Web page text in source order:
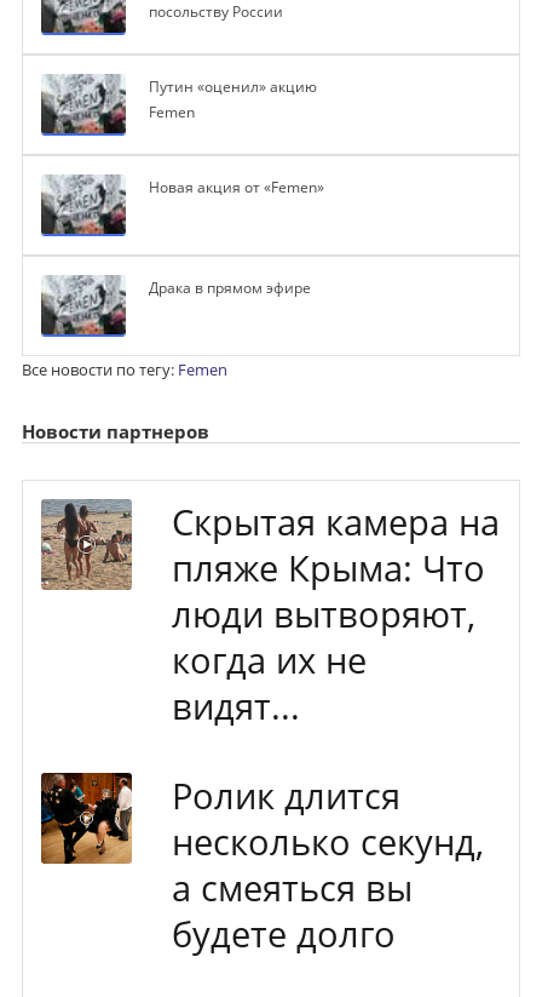
посольству России
Путин «оценил» акцию
Femen
Новая акция от «Femen»
Драка в прямом эфире
Все новости по тегу: Femen
Новости партнеров
Скрытая камера на
пляже Крыма: Что
люди вытворяют,
когда их не
видят...
Ролик длится
несколько секунд,
а смеяться вы
будете долго